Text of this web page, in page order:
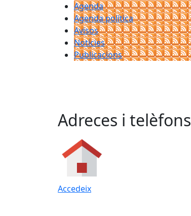
Agenda
Agenda política
Avisos
Notícies
Publicacions
Adreces i telèfons
Accedeix